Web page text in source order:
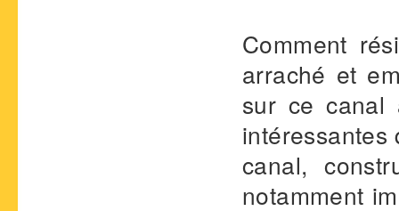
Comment
arraché et
sur ce canal
intéressantes
canal,
notamment